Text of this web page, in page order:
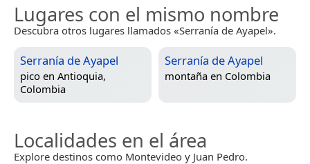
Lugares con el mismo nombre
Descubra otros lugares llamados «Serranía de Ayapel».
Serranía de Ayapel
pico en Antioquia,
Colombia
Serranía de Ayapel
montaña en Colombia
Localidades en el área
Explore destinos como Montevideo y Juan Pedro.